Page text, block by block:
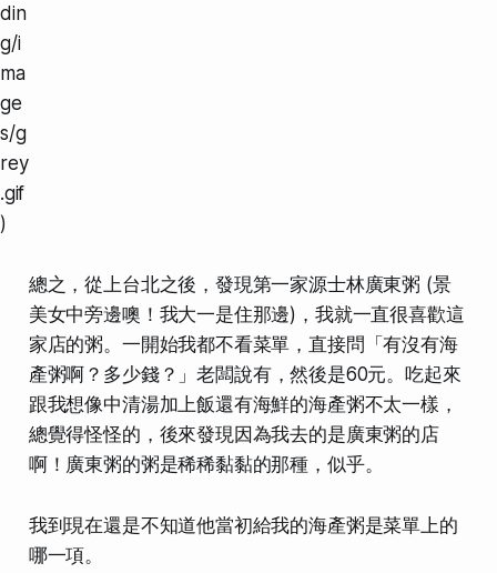
din
g/i
ma
ge
s/g
rey
.gif
)
總之，從上台北之後，發現第一家源士林廣東粥 (景
美女中旁邊噢！我大一是住那邊)，我就一直很喜歡這
家店的粥。一開始我都不看菜單，直接問 「有沒有海
產粥啊？多少錢？」老闆說有，然後是60元。吃起來
跟我想像中清湯加上飯還有海鮮的海產粥不太一樣，
總覺得怪怪的，後來發現因為我去的是廣東粥的店
啊！廣東粥的粥是稀稀黏黏的那種，似乎。
我到現在還是不知道他當初給我的海產粥是菜單上的
哪一項。